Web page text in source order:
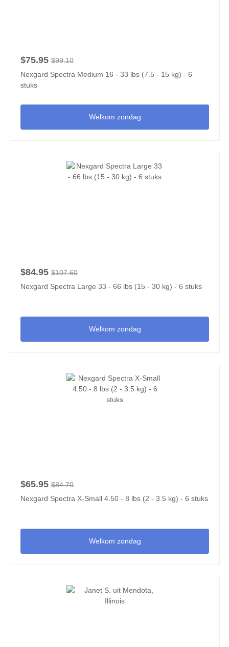
$75.95 $99.10
Nexgard Spectra Medium 16 - 33 lbs (7.5 - 15 kg) - 6
stuks
Welkom zondag
$84.95 $107.60
Nexgard Spectra Large 33 - 66 lbs (15 - 30 kg) - 6 stuks
Welkom zondag
$65.95 $84.70
Nexgard Spectra X-Small 4.50 - 8 lbs (2 - 3.5 kg) - 6 stuks
Welkom zondag